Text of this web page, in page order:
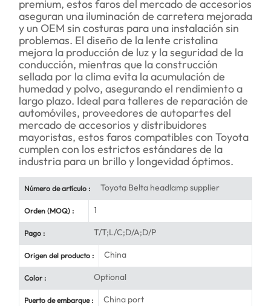
premium, estos faros del mercado de accesorios
aseguran una iluminación de carretera mejorada
y un OEM sin costuras para una instalación sin
problemas. El diseño de la lente cristalina
mejora la producción de luz y la seguridad de la
conducción, mientras que la construcción
sellada por la clima evita la acumulación de
humedad y polvo, asegurando el rendimiento a
largo plazo. Ideal para talleres de reparación de
automóviles, proveedores de autopartes del
mercado de accesorios y distribuidores
mayoristas, estos faros compatibles con Toyota
cumplen con los estrictos estándares de la
industria para un brillo y longevidad óptimos.
Número de artículo : Toyota Belta headlamp supplier
Orden (MOQ) : 1
Pago : T/T;L/C;D/A;D/P
Origen del producto : China
Color : Optional
Puerto de embarque : China port